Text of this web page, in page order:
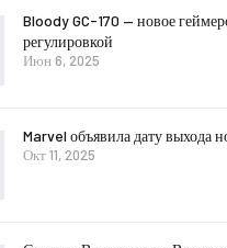
Bloody GC-170 — новое
регулировкой
Июн 6, 2025
Marvel объявила дату выхода
Окт 11, 2025